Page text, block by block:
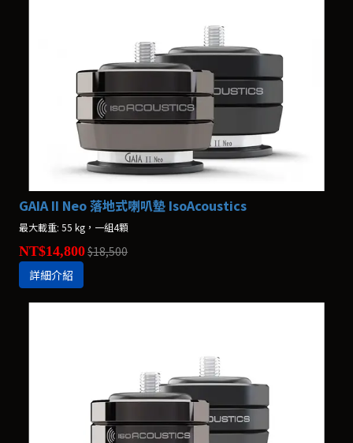
GAIA II Neo 落地式喇叭墊 IsoAcoustics
最大載重: 55 kg，一組4顆
NT$14,800$18,500
詳細介紹